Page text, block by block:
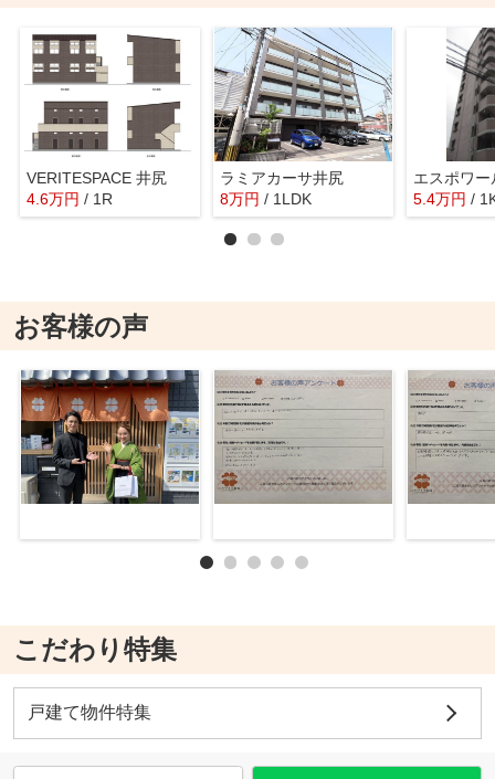
VERITESPACE 井尻
4.6万円 / 1R
ラミアカーサ井尻
8万円 / 1LDK
エスポワー
5.4万円 /
お客様の声
こだわり特集
戸建て物件特集